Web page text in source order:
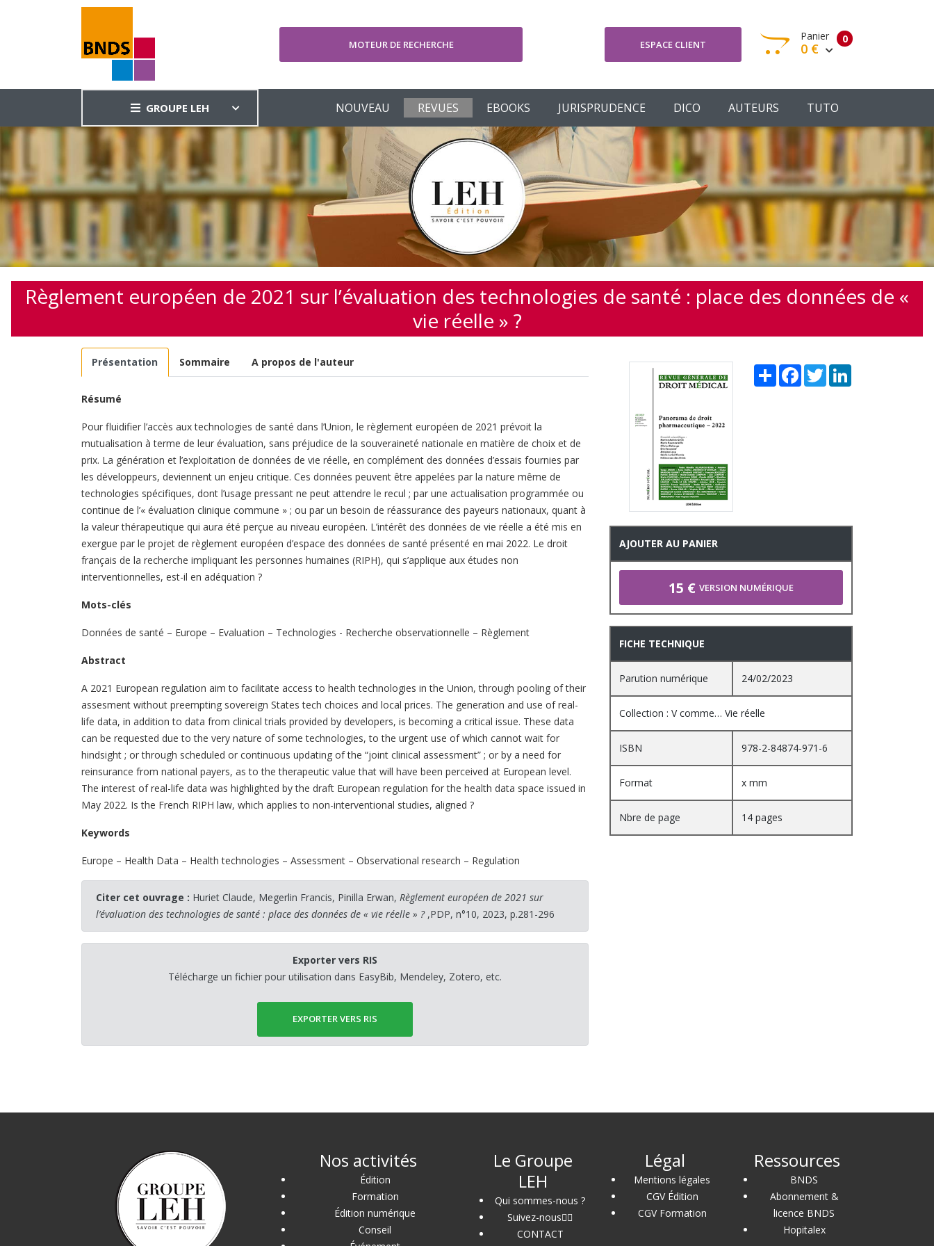
MOTEUR DE RECHERCHE ESPACE CLIENT 0
Panier
0 €
Votre panier est vide
Votre Panier Commander
GROUPE LEH NOUVEAU REVUES EBOOKS JURISPRUDENCE DICO AUTEURS TUTO
Règlement européen de 2021 sur l’évaluation des technologies de santé : place des données de «
vie réelle » ?
Présentation Sommaire A propos de l'auteur
Résumé
Pour fluidifier l’accès aux technologies de santé dans l’Union, le règlement européen de 2021 prévoit la
mutualisation à terme de leur évaluation, sans préjudice de la souveraineté nationale en matière de choix et de
prix. La génération et l’exploitation de données de vie réelle, en complément des données d’essais fournies par
les développeurs, deviennent un enjeu critique. Ces données peuvent être appelées par la nature même de
technologies spécifiques, dont l’usage pressant ne peut attendre le recul ; par une actualisation programmée ou
continue de l’« évaluation clinique commune » ; ou par un besoin de réassurance des payeurs nationaux, quant à
la valeur thérapeutique qui aura été perçue au niveau européen. L’intérêt des données de vie réelle a été mis en
exergue par le projet de règlement européen d’espace des données de santé présenté en mai 2022. Le droit
français de la recherche impliquant les personnes humaines (RIPH), qui s’applique aux études non
interventionnelles, est-il en adéquation ?
Mots-clés
Données de santé – Europe – Evaluation – Technologies - Recherche observationnelle – Règlement
Abstract
A 2021 European regulation aim to facilitate access to health technologies in the Union, through pooling of their
assesment without preempting sovereign States tech choices and local prices. The generation and use of real-
life data, in addition to data from clinical trials provided by developers, is becoming a critical issue. These data
can be requested due to the very nature of some technologies, to the urgent use of which cannot wait for
hindsight ; or through scheduled or continuous updating of the “joint clinical assessment” ; or by a need for
reinsurance from national payers, as to the therapeutic value that will have been perceived at European level.
The interest of real-life data was highlighted by the draft European regulation for the health data space issued in
May 2022. Is the French RIPH law, which applies to non-interventional studies, aligned ?
Keywords
Europe – Health Data – Health technologies – Assessment – Observational research – Regulation
Citer cet ouvrage : Huriet Claude, Megerlin Francis, Pinilla Erwan, Règlement européen de 2021 sur
l’évaluation des technologies de santé : place des données de « vie réelle » ?,PDP, n°10, 2023, p.281-296
Exporter vers RIS
Télécharge un fichier pour utilisation dans EasyBib, Mendeley, Zotero, etc.
EXPORTER VERS RIS
Share FacebookTwitter
AJOUTER AU PANIER
15 € VERSION NUMÉRIQUE
FICHE TECHNIQUE
Parution numérique 24/02/2023
Collection : V comme… Vie réelle
ISBN 978-2-84874-971-6
Format x mm
Nbre de page 14 pages
Nos activités
Édition
Formation
Édition numérique
Conseil
Le Groupe
LEH
Qui sommes-nous ?
Suivez-nous
CONTACT
Légal
Mentions légales
CGV Édition
CGV Formation
Ressources
BNDS
Abonnement &
licence BNDS
Hopitalex